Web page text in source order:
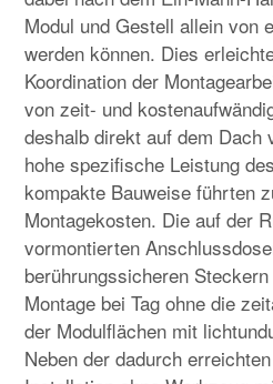
Modul und Gestell allein von
werden können. Dies
Koordination der
von zeit- und
deshalb direkt auf dem Dach
hohe spezifische Leistung
kompakte Bauweise führten
Montagekosten. Die auf der
vormontierten
berührungssicheren
Montage bei Tag ohne die
der Modulflächen mit
Neben der dadurch